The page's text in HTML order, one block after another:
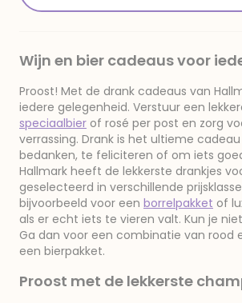
Wijn en bier cadeaus voor
Proost! Met de drank cadeaus van
iedere gelegenheid. Verstuur een
speciaalbier of rosé per post en zorg
verrassing. Drank is het ultieme
bedanken, te feliciteren of om iets
Hallmark heeft de lekkerste drankjes
geselecteerd in verschillende
bijvoorbeeld voor een borrelpakket of
als er echt iets te vieren valt. Kun je
Ga dan voor een combinatie van rood
een bierpakket.
Proost met de lekkerste